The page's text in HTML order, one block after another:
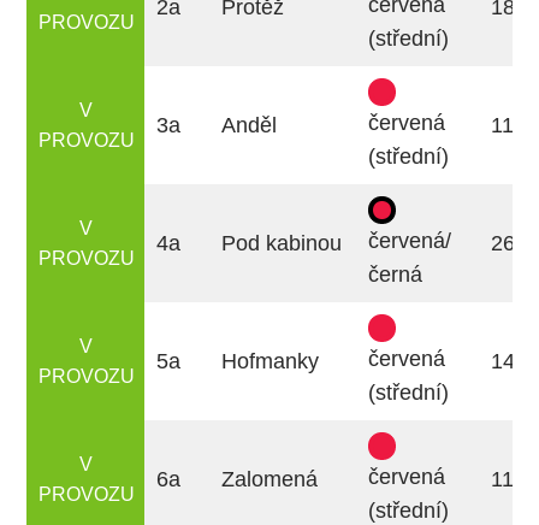
PROVOZU
2a Protěž
červená
(střední)
V
PROVOZU
3a Anděl
červená
(střední)
V
PROVOZU
4a Pod kabinou
červená/
černá
V
PROVOZU
5a Hofmanky
červená
(střední)
V
PROVOZU
6a Zalomená
červená
(střední)